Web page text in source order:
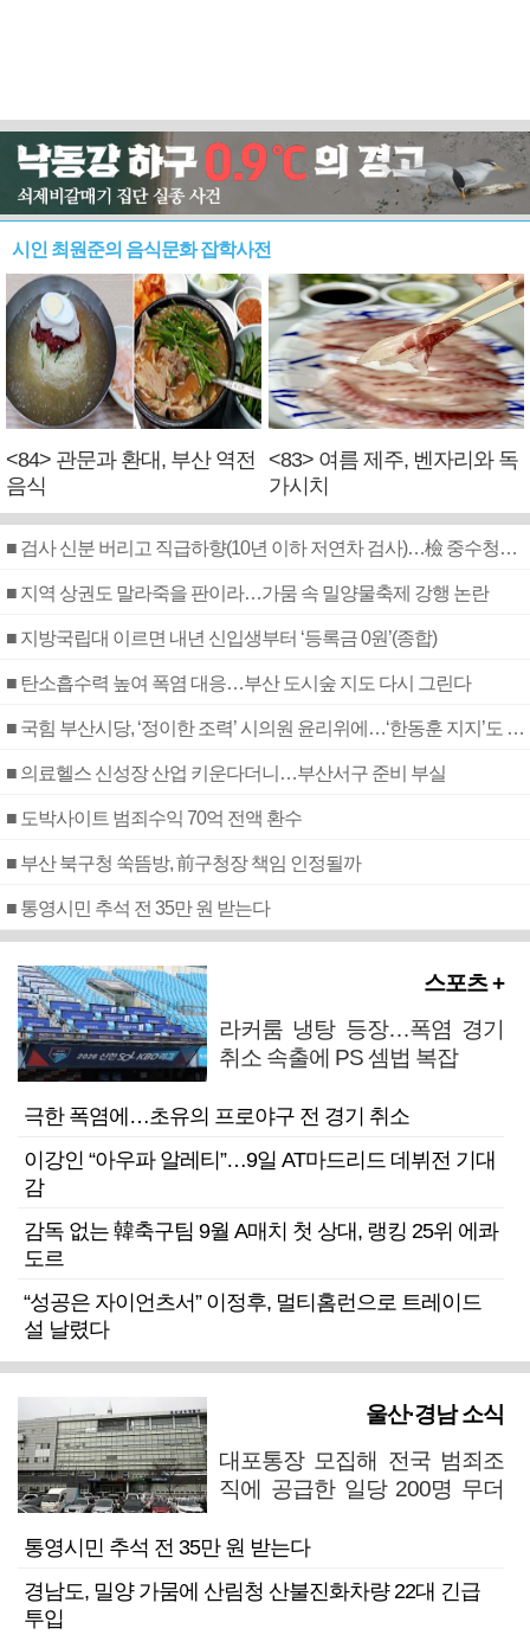
시인 최원준의 음식문화 잡학사전
<84> 관문과 환대, 부산 역전
음식
<83> 여름 제주, 벤자리와 독
가시치
■ 검사 신분 버리고 직급하향(10년 이하 저연차 검사)…檢 중수청행 기피
■ 지역 상권도 말라죽을 판이라…가뭄 속 밀양물축제 강행 논란
■ 지방국립대 이르면 내년 신입생부터 ‘등록금 0원’(종합)
■ 탄소흡수력 높여 폭염 대응…부산 도시숲 지도 다시 그린다
■ 국힘 부산시당, ‘정이한 조력’ 시의원 윤리위에…‘한동훈 지지’도 신고접수
■ 의료헬스 신성장 산업 키운다더니…부산서구 준비 부실
■ 도박사이트 범죄수익 70억 전액 환수
■ 부산 북구청 쑥뜸방, 前구청장 책임 인정될까
■ 통영시민 추석 전 35만 원 받는다
스포츠 +
라커룸 냉탕 등장…폭염 경기
취소 속출에 PS 셈법 복잡
극한 폭염에…초유의 프로야구 전 경기 취소
이강인 “아우파 알레티”…9일 AT마드리드 데뷔전 기대
감
감독 없는 韓축구팀 9월 A매치 첫 상대, 랭킹 25위 에콰
도르
“성공은 자이언츠서” 이정후, 멀티홈런으로 트레이드
설 날렸다
울산·경남 소식
대포통장 모집해 전국 범죄조
직에 공급한 일당 200명 무더
통영시민 추석 전 35만 원 받는다
경남도, 밀양 가뭄에 산림청 산불진화차량 22대 긴급
투입